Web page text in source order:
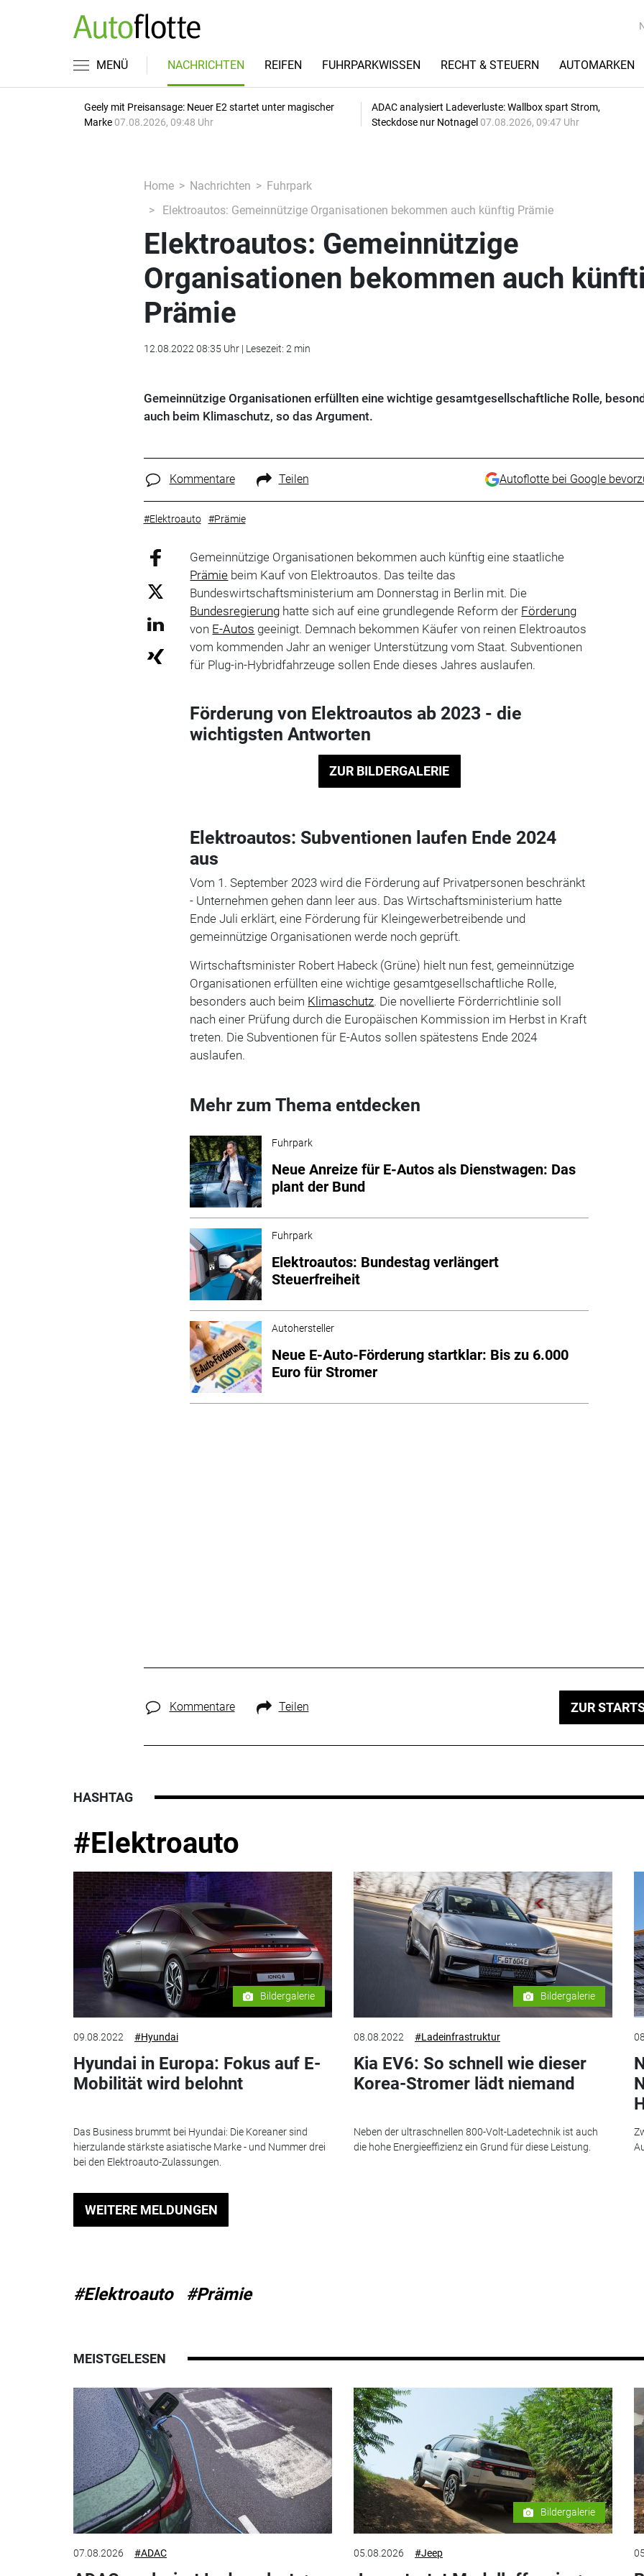
MENÜ NACHRICHTEN REIFEN FUHRPARKWISSEN RECHT & STEUERN AUTOMARKEN
Geely mit Preisansage: Neuer E2 startet unter magischer
Marke 07.08.2026, 09:48 Uhr
ADAC analysiert Ladeverluste: Wallbox spart Strom,
Steckdose nur Notnagel 07.08.2026, 09:47 Uhr
Home Nachrichten
Fuhrpark
Elektroautos: Gemeinnützige Organisationen bekommen auch künftig Prämie
Elektroautos: Gemeinnützige
Organisationen bekommen auch
Prämie
12.08.2022 08:35 Uhr | Lesezeit: 2 min
Gemeinnützige Organisationen erfüllten eine wichtige gesamtgesellschaftliche Rolle,
auch beim Klimaschutz, so das Argument.
Kommentare Teilen Autoflotte bei Google
#Elektroauto #Prämie
Gemeinnützige Organisationen bekommen auch künftig eine staatliche
Prämie beim Kauf von Elektroautos. Das teilte das
Bundeswirtschaftsministerium am Donnerstag in Berlin mit. Die
Bundesregierung hatte sich auf eine grundlegende Reform der Förderung
von E-Autos geeinigt. Demnach bekommen Käufer von reinen Elektroautos
vom kommenden Jahr an weniger Unterstützung vom Staat. Subventionen
für Plug-in-Hybridfahrzeuge sollen Ende dieses Jahres auslaufen.
Förderung von Elektroautos ab 2023 - die
wichtigsten Antworten
ZUR BILDERGALERIE
Elektroautos: Subventionen laufen Ende 2024
aus
Vom 1. September 2023 wird die Förderung auf Privatpersonen beschränkt
- Unternehmen gehen dann leer aus. Das Wirtschaftsministerium hatte
Ende Juli erklärt, eine Förderung für Kleingewerbetreibende und
gemeinnützige Organisationen werde noch geprüft.
Wirtschaftsminister Robert Habeck (Grüne) hielt nun fest, gemeinnützige
Organisationen erfüllten eine wichtige gesamtgesellschaftliche Rolle,
besonders auch beim Klimaschutz. Die novellierte Förderrichtlinie soll
nach einer Prüfung durch die Europäischen Kommission im Herbst in Kraft
treten. Die Subventionen für E-Autos sollen spätestens Ende 2024
auslaufen.
Mehr zum Thema entdecken
Fuhrpark
Neue Anreize für E-Autos als Dienstwagen: Das
plant der Bund
Fuhrpark
Elektroautos: Bundestag verlängert
Steuerfreiheit
Autohersteller
Neue E-Auto-Förderung startklar: Bis zu 6.000
Euro für Stromer
Kommentare Teilen ZUR
HASHTAG
#Elektroauto
Bildergalerie
09.08.2022 #Hyundai
Hyundai in Europa: Fokus auf E-
Mobilität wird belohnt
Das Business brummt bei Hyundai: Die Koreaner sind
hierzulande stärkste asiatische Marke - und Nummer drei
bei den Elektroauto-Zulassungen.
Bildergalerie
08.08.2022 #Ladeinfrastruktur
Kia EV6: So schnell wie dieser
Korea-Stromer lädt niemand
Neben der ultraschnellen 800-Volt-Ladetechnik ist auch
die hohe Energieeffizienz ein Grund für diese Leistung.
WEITERE MELDUNGEN
#Elektroauto #Prämie
MEISTGELESEN
07.08.2026 #ADAC
Bildergalerie
05.08.2026 #Jeep